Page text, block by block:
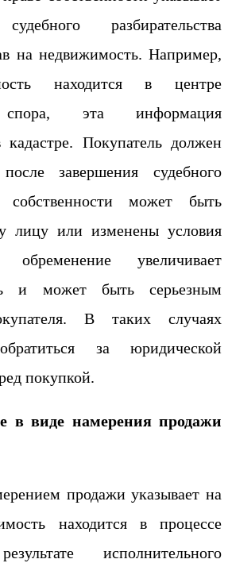
разбирательства
на недвижимость. Например,
находится в центре
спора, эта информация
кадастре. Покупатель должен
завершения судебного
собственности может быть
лицу или изменены условия
увеличивает
и может быть серьезным
В таких случаях
за юридической
покупкой.
в виде намерения продажи
продажи указывает на
находится в процессе
исполнительного